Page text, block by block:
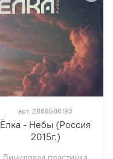
арт. 2868586193
Ёлка - Небы (Россия
2015г.)